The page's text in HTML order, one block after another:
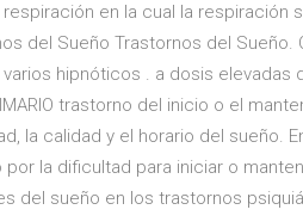
en la cual la
del Sueño Trastornos del Sueño.
hipnóticos . a dosis elevadas
trastorno del inicio o el
la calidad y el horario del sueño.
la dificultad para iniciar o
del sueño en los trastornos